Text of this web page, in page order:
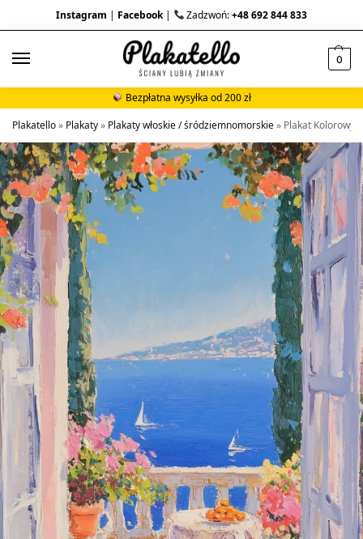
Instagram | Facebook| Zadzwoń:+48 692 844 833
0
Bezpłatna wysyłka od 200 zł
Plakatello» Plakaty» Plakaty włoskie / śródziemnomorskie» Plakat Kolorowy